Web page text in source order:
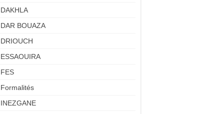
DAKHLA
DAR BOUAZA
DRIOUCH
ESSAOUIRA
FES
Formalités
INEZGANE